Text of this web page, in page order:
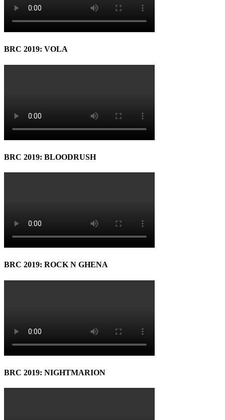
BRC 2019: VOLA
BRC 2019: BLOODRUSH
BRC 2019: ROCK N GHENA
BRC 2019: NIGHTMARION